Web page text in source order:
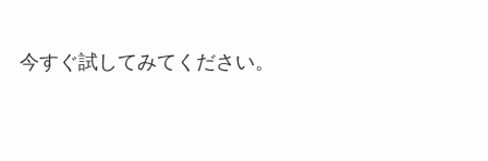
今すぐ試してみてください。